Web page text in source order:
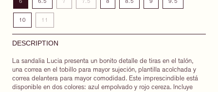
6 6.5 7 7.5 8 8.5 9 9.5
10 11
DESCRIPTION
La sandalia Lucia presenta un bonito detalle de tiras en el talón,
una correa en el tobillo para mayor sujeción, plantilla acolchada y
correa delantera para mayor comodidad. Este imprescindible está
disponible en dos colores: azul empolvado y rojo cereza. Incluye